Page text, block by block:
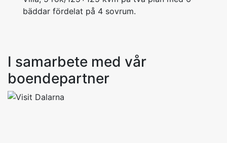
bäddar fördelat på 4 sovrum.
I samarbete med vår
boendepartner